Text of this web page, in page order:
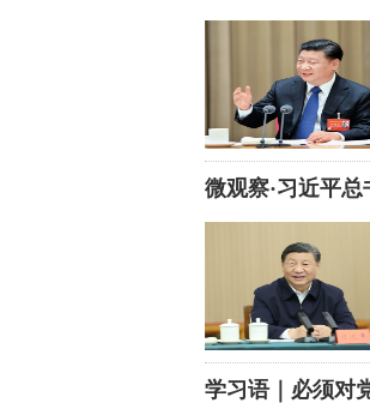
微观察·习近平
学习语｜必须对